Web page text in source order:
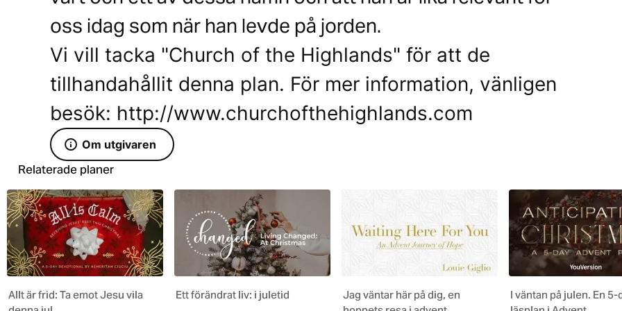
oss idag som när han levde på jorden.
Vi vill tacka "Church of the Highlands" för att de
tillhandahållit denna plan. För mer information, vänligen
besök: http://www.churchofthehighlands.com
Om utgivaren
Relaterade planer
Allt är frid: Ta emot Jesu vila
Ett förändrat liv: i juletid
Jag väntar här på dig, en
I väntan på julen. En 5-